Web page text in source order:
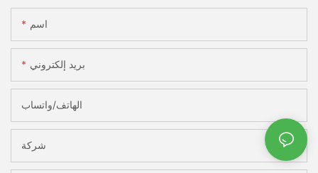
اسم
بريد إلكتروني
الهاتف/واتساب
شركة